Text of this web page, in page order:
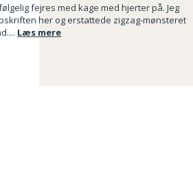
fejres med kage med hjerter på. Jeg
her og erstattede zigzag-mønsteret
Læs mere